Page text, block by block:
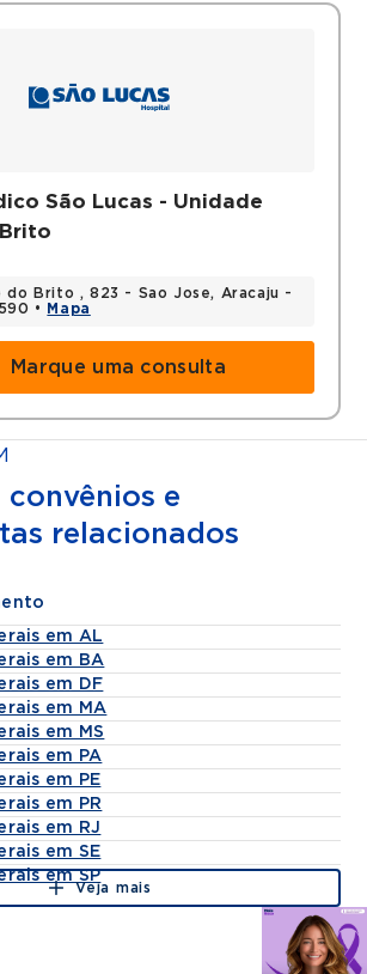
São Lucas - Unidade
do Brito , 823 - Sao Jose, Aracaju -
•
Mapa
Marque uma consulta
convênios e
relacionados
em AL
em BA
em DF
em MA
em MS
em PA
em PE
em PR
em RJ
em SE
em SP
Veja mais
Agende